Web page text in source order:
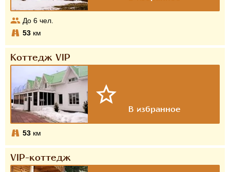
До 6 чел.
53 км
Коттедж VIP
53 км
VIP-коттедж